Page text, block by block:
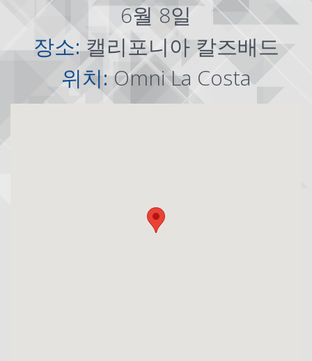
6월 8일
장소:캘리포니아 칼즈배드
위치: Omni La Costa